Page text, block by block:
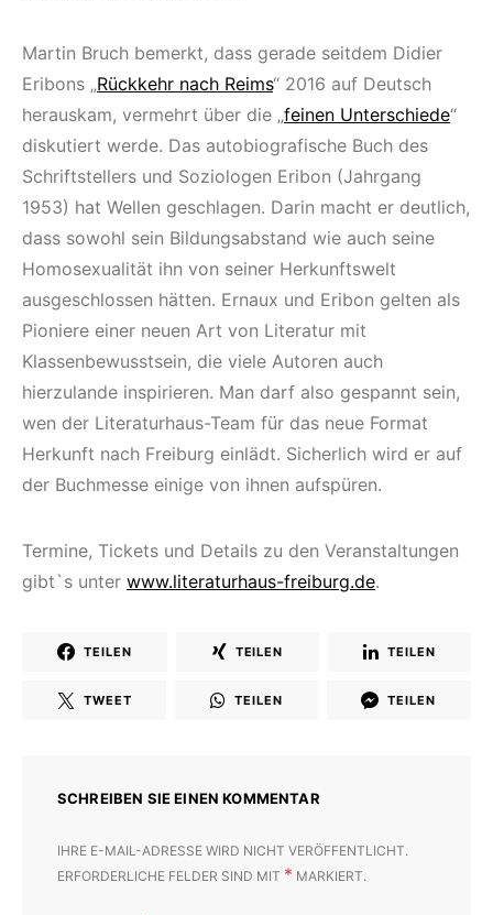
Martin Bruch bemerkt, dass gerade seitdem Didier
Eribons „Rückkehr nach Reims“ 2016 auf Deutsch
herauskam, vermehrt über die „feinen Unterschiede“
diskutiert werde. Das autobiografische Buch des
Schriftstellers und Soziologen Eribon (Jahrgang
1953) hat Wellen geschlagen. Darin macht er deutlich,
dass sowohl sein Bildungsabstand wie auch seine
Homosexualität ihn von seiner Herkunftswelt
ausgeschlossen hätten. Ernaux und Eribon gelten als
Pioniere einer neuen Art von Literatur mit
Klassenbewusstsein, die viele Autoren auch
hierzulande inspirieren. Man darf also gespannt sein,
wen der Literaturhaus-Team für das neue Format
Herkunft nach Freiburg einlädt. Sicherlich wird er auf
der Buchmesse einige von ihnen aufspüren.
Termine, Tickets und Details zu den Veranstaltungen
gibt`s unter www.literaturhaus-freiburg.de.
TEILEN TEILEN TEILEN
TWEET TEILEN TEILEN
SCHREIBEN SIE EINEN KOMMENTAR
IHRE E-MAIL-ADRESSE WIRD NICHT VERÖFFENTLICHT.
ERFORDERLICHE FELDER SIND MIT * MARKIERT.